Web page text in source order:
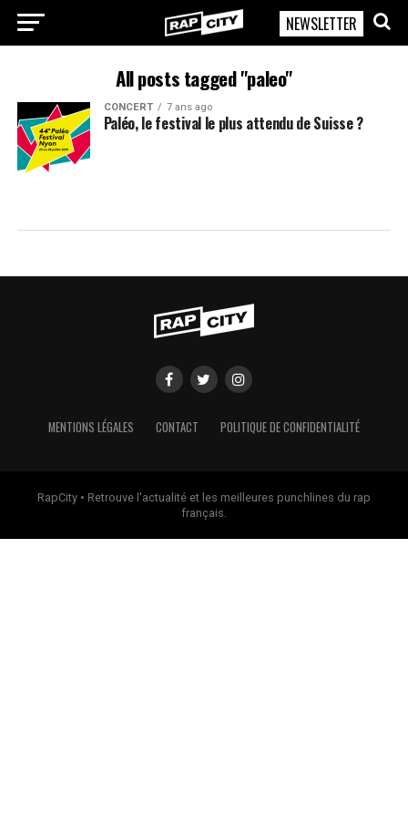
RapCity
NEWSLETTER
All posts tagged "paleo"
CONCERT 7 ans ago
Paléo, le festival le plus attendu de Suisse ?
MENTIONS LÉGALES CONTACT POLITIQUE DE CONFIDENTIALITÉ
RapCity • Retrouve l'actualité et les meilleures punchlines du rap
français.